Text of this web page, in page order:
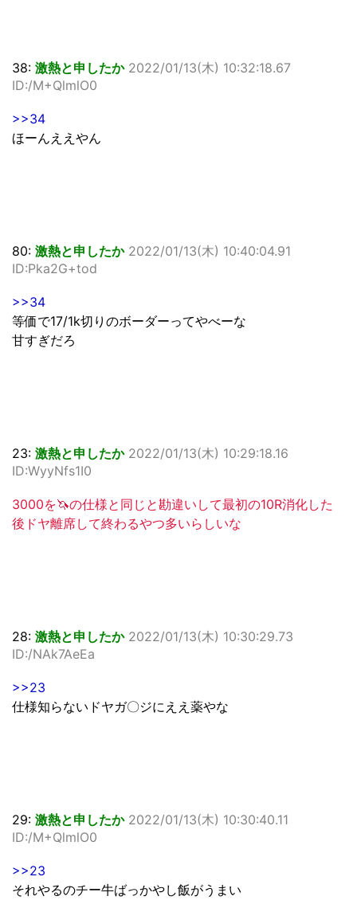
38: 激熱と申したか 2022/01/13(木) 10:32:18.67
ID:/M+QlmlO0
>>34
ほーんええやん
80: 激熱と申したか 2022/01/13(木) 10:40:04.91
ID:Pka2G+tod
>>34
等価で17/1k切りのボーダーってやべーな
甘すぎだろ
23: 激熱と申したか 2022/01/13(木) 10:29:18.16
ID:WyyNfs1I0
3000を🦄の仕様と同じと勘違いして最初の10R消化した
後ドヤ離席して終わるやつ多いらしいな
28: 激熱と申したか 2022/01/13(木) 10:30:29.73
ID:/NAk7AeEa
>>23
仕様知らないドヤガ〇ジにええ薬やな
29: 激熱と申したか 2022/01/13(木) 10:30:40.11
ID:/M+QlmlO0
>>23
それやるのチー牛ばっかやし飯がうまい